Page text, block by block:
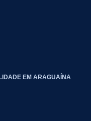
EM ARAGUAÍNA